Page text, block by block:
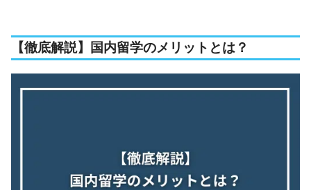
【徹底解説】国内留学のメリットとは？